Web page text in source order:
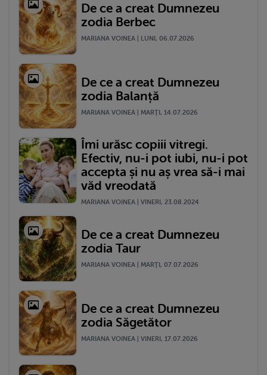
De ce a creat Dumnezeu
zodia Berbec
MARIANA VOINEA | LUNI, 06.07.2026
De ce a creat Dumnezeu
zodia Balanță
MARIANA VOINEA | MARŢI, 14.07.2026
Îmi urăsc copiii vitregi.
Efectiv, nu-i pot iubi, nu-i pot
accepta și nu aș vrea să-i mai
văd vreodată
MARIANA VOINEA | VINERI, 23.08.2024
De ce a creat Dumnezeu
zodia Taur
MARIANA VOINEA | MARŢI, 07.07.2026
De ce a creat Dumnezeu
zodia Săgetător
MARIANA VOINEA | VINERI, 17.07.2026